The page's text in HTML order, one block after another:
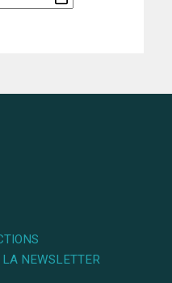
NEWSLETTER